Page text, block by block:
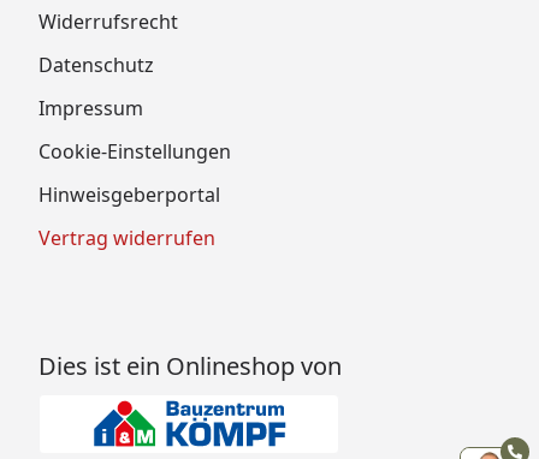
Widerrufsrecht
Datenschutz
Impressum
Cookie-Einstellungen
Hinweisgeberportal
Vertrag widerrufen
Dies ist ein Onlineshop von